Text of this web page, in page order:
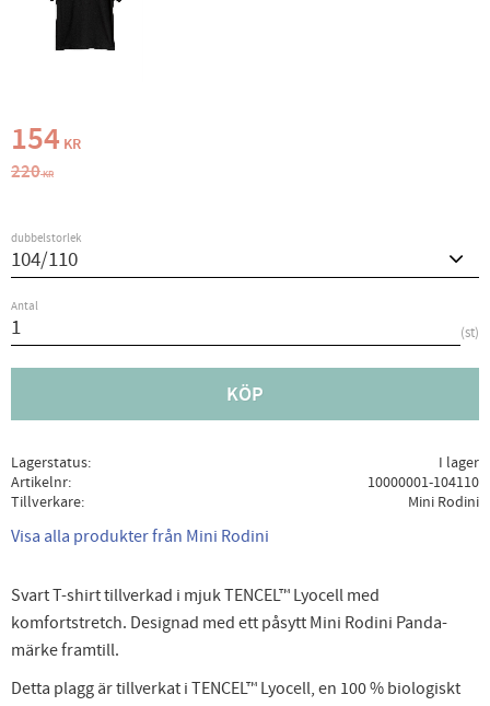
Nedsatt pris:
154 KR
Ordinarie pris:
220KR
dubbelstorlek
Antal
st
KÖP
Lagerstatus
I lager
Artikelnr
10000001-104110
Tillverkare
Mini Rodini
Visa alla produkter från Mini Rodini
Svart T-shirt tillverkad i mjuk TENCEL™ Lyocell med
komfortstretch. Designad med ett påsytt Mini Rodini Panda-
märke framtill.
Detta plagg är tillverkat i TENCEL™ Lyocell, en 100 % biologiskt